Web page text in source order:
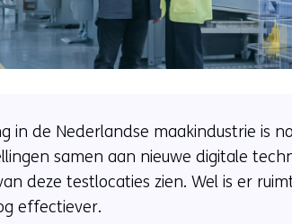
in de Nederlandse maakindustrie is
samen aan nieuwe digitale
deze testlocaties zien. Wel is er
effectiever.